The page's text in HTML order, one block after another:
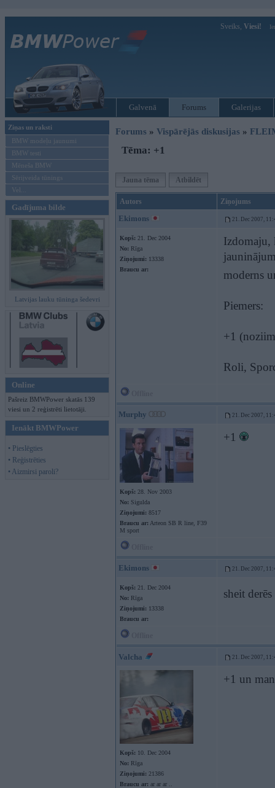
Sveiks, Viesi!
Galvenā Forums Galerijas
Ziņas un raksti
BMW modeļu jaunumi
BMW testi
Mēneša BMW
Sērijveida tūnings
Vel...
Gadījuma bilde
Latvijas lauku tūninga šedevri
Online
Pašreiz BMWPower skatās 139
viesi un 2 reģistrēti lietotāji.
Ienākt BMWPower
• Pieslēgties
• Reģistrēties
• Aizmirsi paroli?
Forums » Vispārējās diskusijas »
Tēma: +1
Jauna tēma Atbildēt
Autors Ziņojums
Ekimons 21. Dec 2007,
Kopš: 21. Dec 2004
No: Rīga
Ziņojumi: 13338
Braucu ar:
Izdomaju,
moderns
Piemers:
+1
Roli,
Murphy 21. Dec 2007,
Kopš: 28. Nov 2003
No: Sigulda
Ziņojumi: 8517
Braucu ar: Arteon SB R line, F39
M sport
+1
Ekimons 21. Dec 2007,
Kopš: 21. Dec 2004
No: Rīga
Ziņojumi: 13338
Braucu ar:
sheit
Valcha 21. Dec 2007,
Kopš: 10. Dec 2004
No: Rīga
Ziņojumi: 21386
Braucu ar: ar ar ar ..
+1 un